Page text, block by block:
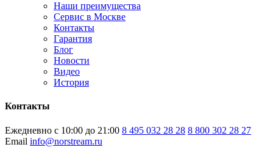
Наши преимущества
Сервис в Москве
Контакты
Гарантия
Блог
Новости
Видео
История
Контакты
Ежедневно с 10:00 до 21:00 8 495 032 28 28 8 800 302 28 27
Email info@norstream.ru